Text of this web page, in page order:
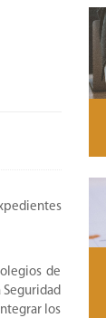
de
Seguridad
los